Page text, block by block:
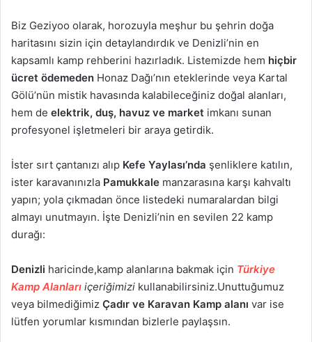
Biz Geziyoo olarak, horozuyla meşhur bu şehrin doğa
haritasını sizin için detaylandırdık ve Denizli’nin en
kapsamlı kamp rehberini hazırladık. Listemizde hem hiçbir
ücret ödemeden Honaz Dağı’nın eteklerinde veya Kartal
Gölü’nün mistik havasında kalabileceğiniz doğal alanları,
hem de elektrik, duş, havuz ve market imkanı sunan
profesyonel işletmeleri bir araya getirdik.
İster sırt çantanızı alıp Kefe Yaylası’nda şenliklere katılın,
ister karavanınızla Pamukkale manzarasına karşı kahvaltı
yapın; yola çıkmadan önce listedeki numaralardan bilgi
almayı unutmayın. İşte Denizli’nin en sevilen 22 kamp
durağı:
Denizli haricinde,kamp alanlarına bakmak için Türkiye
Kamp Alanları içeriğimizi kullanabilirsiniz.Unuttuğumuz
veya bilmediğimiz Çadır ve Karavan Kamp alanı var ise
lütfen yorumlar kısmından bizlerle paylaşsın.